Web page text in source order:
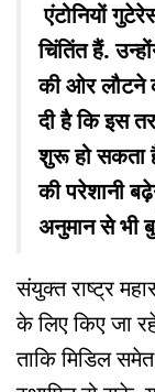
एंटोनियों
चिंतिंत हैं.
की ओर लौटने
दी है कि इस
शुरू हो सकता
की परेशानी
अनुमान से भी
संयुक्त राष्ट्र
के लिए किए जा
ताकि मिडिल